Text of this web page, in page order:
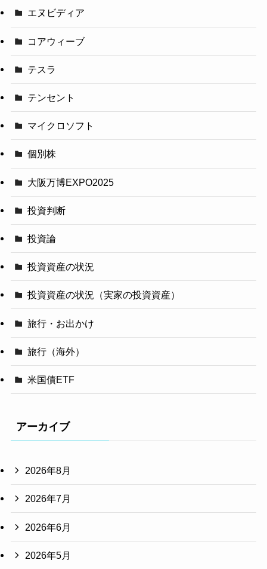
エヌビディア
コアウィーブ
テスラ
テンセント
マイクロソフト
個別株
大阪万博EXPO2025
投資判断
投資論
投資資産の状況
投資資産の状況（実家の投資資産）
旅行・お出かけ
旅行（海外）
米国債ETF
アーカイブ
2026年8月
2026年7月
2026年6月
2026年5月